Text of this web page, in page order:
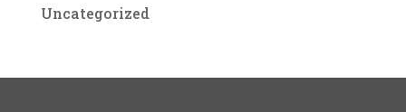
Uncategorized